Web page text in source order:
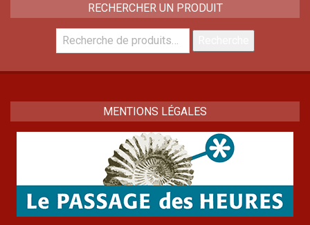
RECHERCHER UN PRODUIT
Recherche
pour :
MENTIONS LÉGALES